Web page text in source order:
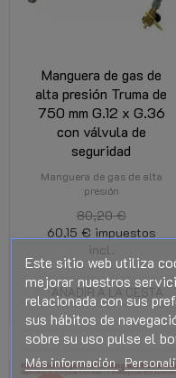
Manguera de gas de
alta presión Truma de
750 mm G.12 x G.36
con válvula de
seguridad
Manguera de gas de alta
presión
80,20 €
60,15 € impuestos
incl.
AÑADIR A LA CESTA
Este sitio web utiliza
mejorar nuestros
relacionada con sus
sus hábitos de
sobre su uso pulse el
Más información